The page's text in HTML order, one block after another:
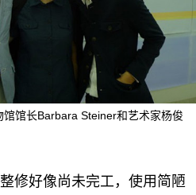
馆长Barbara Steiner和艺术家杨俊
修好像尚未完工，使用简陋